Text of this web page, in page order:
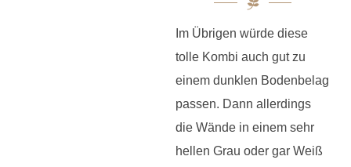
Im Übrigen würde diese
tolle Kombi auch gut zu
einem dunklen Bodenbelag
passen. Dann allerdings
die Wände in einem sehr
hellen Grau oder gar Weiß